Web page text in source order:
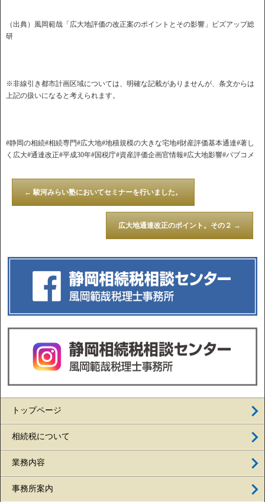
（出典）風岡範哉「広大地評価の改正案のポイントとその影響」ビズアップ総
研
※非線引き都市計画区域については、明確な記載がありませんが、条文からは
上記の扱いになると考えられます。
#静岡の相続#相続専門#広大地#地積規模の大きな宅地#財産評価基本通達#著し
く広大#通達改正#平成30年#国税庁#資産評価企画官情報#広大地影響#パブコメ
← 駿河みらい塾においてセミナーを行いました。
広大地通達改正のポイント。その２ →
トップページ
相続税について
業務内容
事務所案内